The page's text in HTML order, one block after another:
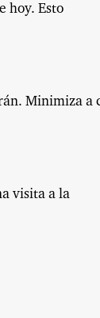
hoy. Esto
Minimiza a
visita a la